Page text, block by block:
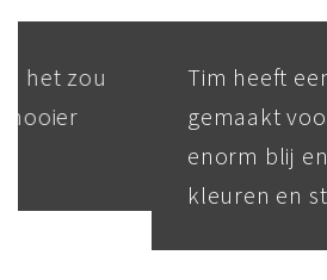
Tim heeft een geweldige
gemaakt voor onze
enorm blij en ze mocht
kleuren en stijl kiezen.